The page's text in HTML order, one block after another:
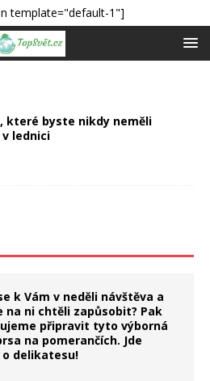
template="default-1"]
které byste nikdy neměli
lednici
k Vám v neděli návštěva a
na ni chtěli zapůsobit? Pak
připravit tyto výborná
na pomerančích. Jde
delikatesu!